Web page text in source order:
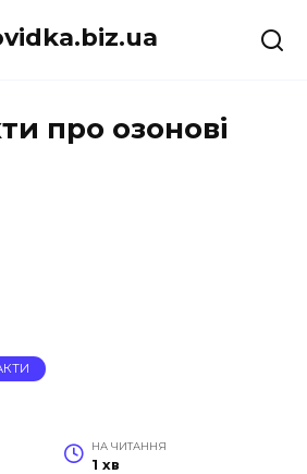
про озонові
НА ЧИТАННЯ
1 хв